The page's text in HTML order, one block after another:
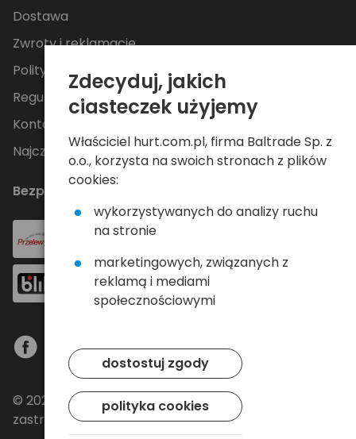
Dostawa
Zwroty i reklamacje
Polityka Prywatności
Regulamin
Kontakt
Najczęściej zadawane pytania
Bezpieczne płatności
© 2024 Baltrade sp. z o.o. - Wszelkie prawa
zastrzeżone.
Zdecyduj, jakich
ciasteczek użyjemy
Właściciel hurt.com.pl, firma Baltrade Sp. z
o.o., korzysta na swoich stronach z plików
cookies:
wykorzystywanych do analizy ruchu
na stronie
marketingowych, związanych z
reklamą i mediami
społecznościowymi
dostostuj zgody
polityka cookies